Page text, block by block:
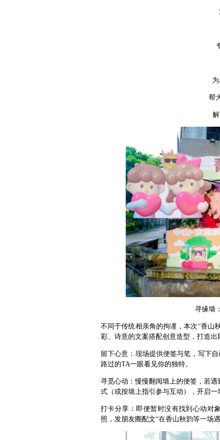
帮
寻缘墙
不同于传统相亲角的拘谨，本次“香山
彩、诗意的文案搭配创意造型，打造
留下心意： 现场提供便签与笔，写下
路过的TA一眼看见你的独特。
寻觅心动：慢慢翻阅墙上的便签，若
式（或按墙上指引参与互动），开启
打卡分享： 即便暂时没有找到心动对
照，发朋友圈配文“在香山秋韵等一场